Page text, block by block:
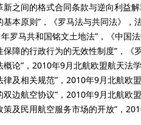
新之间的格式合同条款与逆向利益
基本原则”，《罗马法与共同法》，
罗马共和国铭文土地法”，《中国
保障的行政行为的无效性制度”，
概论”，2010年9月北航欧盟航天法
律及相关规范”，2010年9月北航欧
双边航空协议”，2010年9月北航欧
策及民用航空服务市场的开放”，